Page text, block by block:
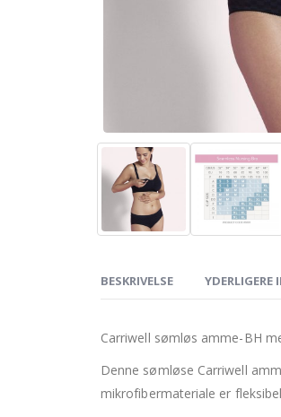
BESKRIVELSE
Carriwell sømløs amme-BH
Denne sømløse Carriwell
mikrofibermateriale er